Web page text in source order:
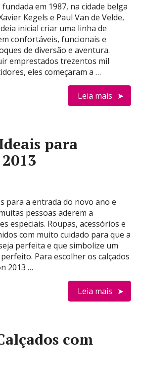
em 1987, na cidade belga
Kegels e Paul Van de Velde,
inicial criar uma linha de
confortáveis, funcionais e
de diversão e aventura.
emprestados trezentos mil
eles começaram a …
Leia mais
para
para a entrada do novo ano e
pessoas aderem a
especiais. Roupas, acessórios e
com muito cuidado para que a
perfeita e que simbolize um
Para escolher os calçados
2013 …
Leia mais
com